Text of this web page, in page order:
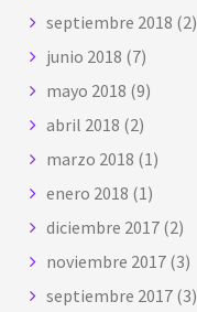
septiembre 2018 (2)
junio 2018 (7)
mayo 2018 (9)
abril 2018 (2)
marzo 2018 (1)
enero 2018 (1)
diciembre 2017 (2)
noviembre 2017 (3)
septiembre 2017 (3)